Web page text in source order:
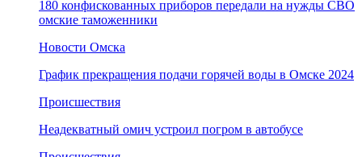
180 конфискованных приборов передали на нужды СВО
омские таможенники
Новости Омска
График прекращения подачи горячей воды в Омске 2024
Происшествия
Неадекватный омич устроил погром в автобусе